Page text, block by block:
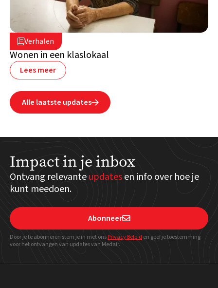
Verhalen
2 juli 2026
Libanon
Wonen in een klaslokaal
Lees meer
Alle laatste updates
Impact in je inbox
Ontvang relevanteupdatesen info over hoe je
kunt meedoen.
Abonneer
Door je te abonneren stem je in met onsPrivacy Beleid en geefje toestemming
voor het ontvangen van updates van Medair.